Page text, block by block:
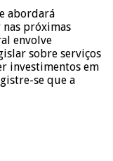
abordará
nas próximas
envolve
sobre serviços
investimentos em
se que a